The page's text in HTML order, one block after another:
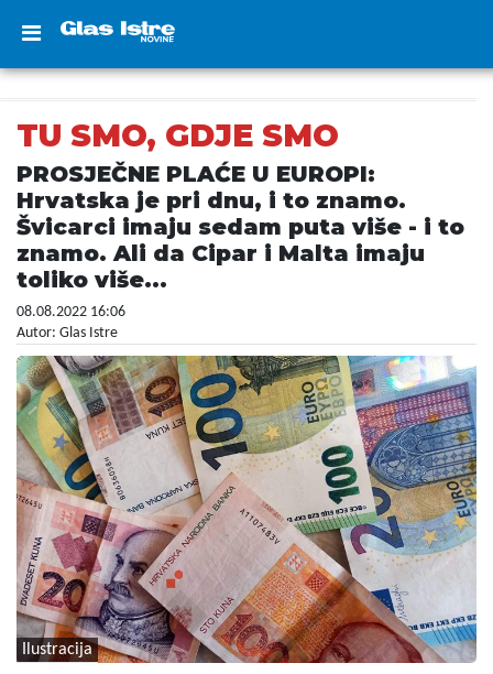
TU SMO, GDJE SMO
PROSJEČNE PLAĆE U EUROPI:
Hrvatska je pri dnu, i to znamo.
Švicarci imaju sedam puta više - i to
znamo. Ali da Cipar i Malta imaju
toliko više...
08.08.2022 16:06
Autor: Glas Istre
Ilustracija